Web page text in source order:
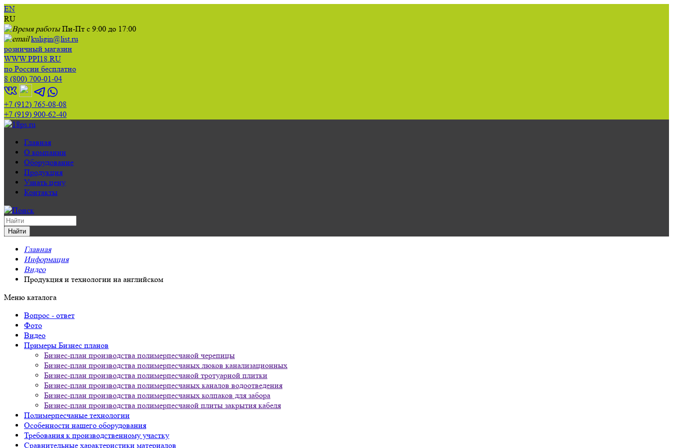
EN
RU
Пн-Пт с 9:00 до 17:00
kuligin@list.ru
розничный магазин
WWW.PPI18.RU
по России бесплатно
8 (800) 700-01-04
+7 (912) 765-08-08
+7 (919) 900-62-40
Главная
О компании
Оборудование
Продукция
Узнать цену
Контакты
Главная
Информация
Видео
Продукция и технологии на английском
Меню каталога
Вопрос - ответ
Фото
Видео
Примеры Бизнес планов
Бизнес-план производства полимерпесчаной черепицы
Бизнес-план производства полимерпесчаных люков канализационных
Бизнес-план производства полимерпесчаной тротуарной плитки
Бизнес-план производства полимерпесчаных каналов водоотведения
Бизнес-план производства полимерпесчаных колпаков для забора
Бизнес-план производства полимерпесчаной плиты закрытия кабеля
Полимерпесчаные технологии
Особенности нашего оборудования
Требования к производственному участку
Сравнительные характеристики материалов